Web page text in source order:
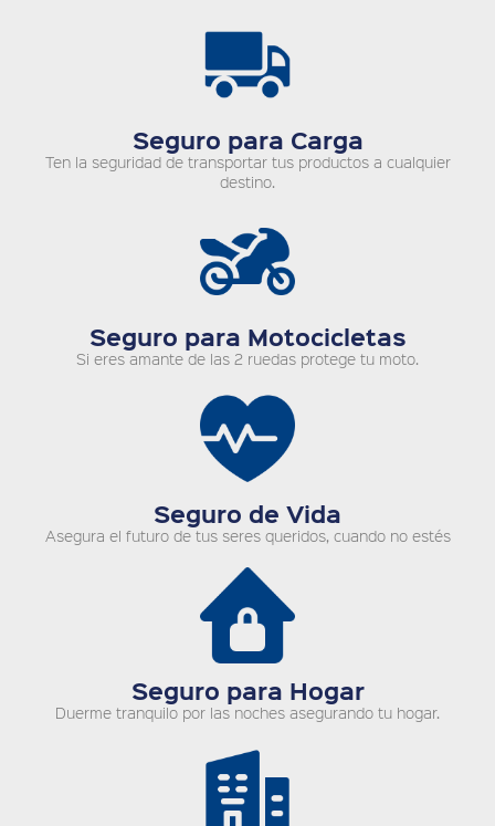
Seguro para Carga
Ten la seguridad de transportar tus productos a cualquier
destino.
Seguro para Motocicletas
Si eres amante de las 2 ruedas protege tu moto.
Seguro de Vida
Asegura el futuro de tus seres queridos, cuando no estés
Seguro para Hogar
Duerme tranquilo por las noches asegurando tu hogar.